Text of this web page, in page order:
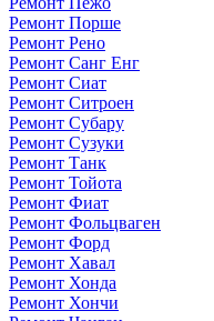
Ремонт Порше
Ремонт Рено
Ремонт Санг Енг
Ремонт Сиат
Ремонт Ситроен
Ремонт Субару
Ремонт Сузуки
Ремонт Танк
Ремонт Тойота
Ремонт Фиат
Ремонт Фольцваген
Ремонт Форд
Ремонт Хавал
Ремонт Хонда
Ремонт Хончи